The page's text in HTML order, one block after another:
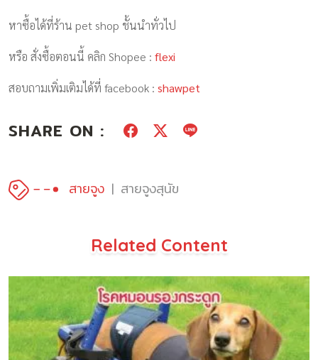
หาซื้อได้ที่ร้าน pet shop ชั้นนำทั่วไป
หรือ สั่งซื้อตอนนี้ คลิก Shopee : flexi
สอบถามเพิ่มเติมได้ที่ facebook : shawpet
SHARE ON :
สายจูง สายจูงสุนัข
Related Content